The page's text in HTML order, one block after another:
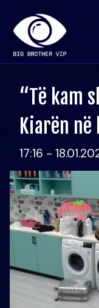
“Të kam
Kiarën
17:16 -